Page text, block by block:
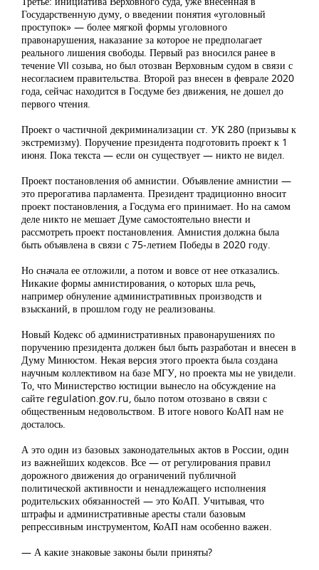
Государственную думу, о введении понятия «уголовный
проступок» — более мягкой формы уголовного
правонарушения, наказание за которое не предполагает
реального лишения свободы. Первый раз вносился ранее в
течение VII созыва, но был отозван Верховным судом в связи с
несогласием правительства. Второй раз внесен в феврале 2020
года, сейчас находится в Госдуме без движения, не дошел до
первого чтения.
Проект о частичной декриминализации ст. УК 280 (призывы к
экстремизму). Поручение президента подготовить проект к 1
июня. Пока текста — если он существует — никто не видел.
Проект постановления об амнистии. Объявление амнистии —
это прерогатива парламента. Президент традиционно вносит
проект постановления, а Госдума его принимает. Но на самом
деле никто не мешает Думе самостоятельно внести и
рассмотреть проект постановления. Амнистия должна была
быть объявлена в связи с 75-летием Победы в 2020 году.
Но сначала ее отложили, а потом и вовсе от нее отказались.
Никакие формы амнистирования, о которых шла речь,
например обнуление административных производств и
взысканий, в прошлом году не реализованы.
Новый Кодекс об административных правонарушениях по
поручению президента должен был быть разработан и внесен в
Думу Минюстом. Некая версия этого проекта была создана
научным коллективом на базе МГУ, но проекта мы не увидели.
То, что Министерство юстиции вынесло на обсуждение на
сайте regulation.gov.ru, было потом отозвано в связи с
общественным недовольством. В итоге нового КоАП нам не
досталось.
А это один из базовых законодательных актов в России, один
из важнейших кодексов. Все — от регулирования правил
дорожного движения до ограничений публичной
политической активности и ненадлежащего исполнения
родительских обязанностей — это КоАП. Учитывая, что
штрафы и административные аресты стали базовым
репрессивным инструментом, КоАП нам особенно важен.
— А какие знаковые законы были приняты?